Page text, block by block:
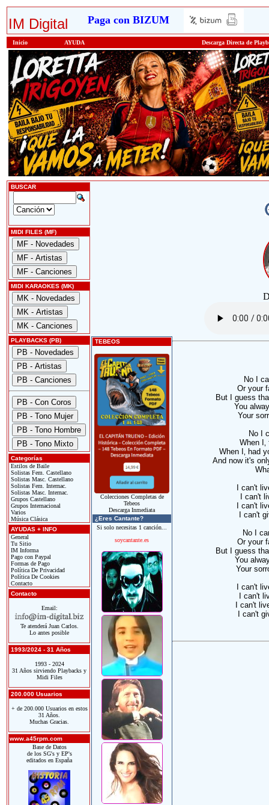
IM Digital Paga con BIZUM
Inicio AYUDA Descarga Directa de
BUSCAR
MIDI FILES (MF)
MIDI KARAOKES (MK)
PLAYBACKS (PB)
Categorías
Estilos de Baile
Solistas Fem. Castellano
Solistas Masc. Castellano
Solistas Fem. Internac.
Solistas Masc. Internac.
Grupos Castellano
Grupos Internacional
Varios
Música Clásica
AYUDAS + INFO
General
Tu Sitio
IM Informa
Pago con Paypal
Formas de Pago
Política De Privacidad
Política De Cookies
Contacto
Contacto
Email:
Te atenderá Juan Carlos.
Lo antes posible
1993/2024 - 31 Años
1993 - 2024
31 Años sirviendo Playbacks y
Midi Files
200.000 Usuarios
+ de 200.000 Usuarios en estos
31 Años.
Muchas Gracias.
www.a45rpm.com
Base de Datos
de los SG's y EP's
editados en España
TEBEOS
Colecciones Completas de
Tebeos
Descarga Inmediata
¿Eres Cantante?
Si solo necesitas 1 canción...
soycantante.es
No I
Or your
But I guess
You
Your
No I
When
When I‚ had
And now it's
I can't
I can't
I can't
I can't
No I
Or your
But I guess
You
Your
I can't
I can't
I can't
I can't